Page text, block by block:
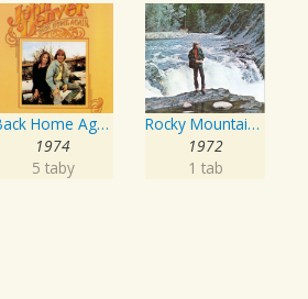
Back Home Again
1974
5 taby
Rocky Mountain High
1972
1 tab